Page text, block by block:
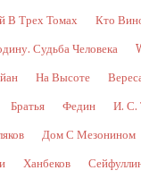
В Трех Томах Кто
Судьба Человека
На Высоте
Братья Федин И. С.
Дом С Мезонином
Ханбеков